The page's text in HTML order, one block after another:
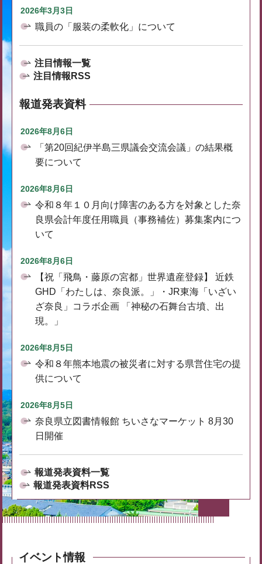
2026年3月3日
職員の「服装の柔軟化」について
注目情報一覧
注目情報RSS
報道発表資料
2026年8月6日
「第20回紀伊半島三県議会交流会議」の結果概
要について
2026年8月6日
令和８年１０月向け障害のある方を対象とした奈
良県会計年度任用職員（事務補佐）募集案内につ
いて
2026年8月6日
【祝「飛鳥・藤原の宮都」世界遺産登録】 近鉄
GHD「わたしは、奈良派。」・JR東海「いざい
ざ奈良」コラボ企画 「神秘の石舞台古墳、出
現。」
2026年8月5日
令和８年熊本地震の被災者に対する県営住宅の提
供について
2026年8月5日
奈良県立図書情報館 ちいさなマーケット 8月30
日開催
報道発表資料一覧
報道発表資料RSS
イベント情報